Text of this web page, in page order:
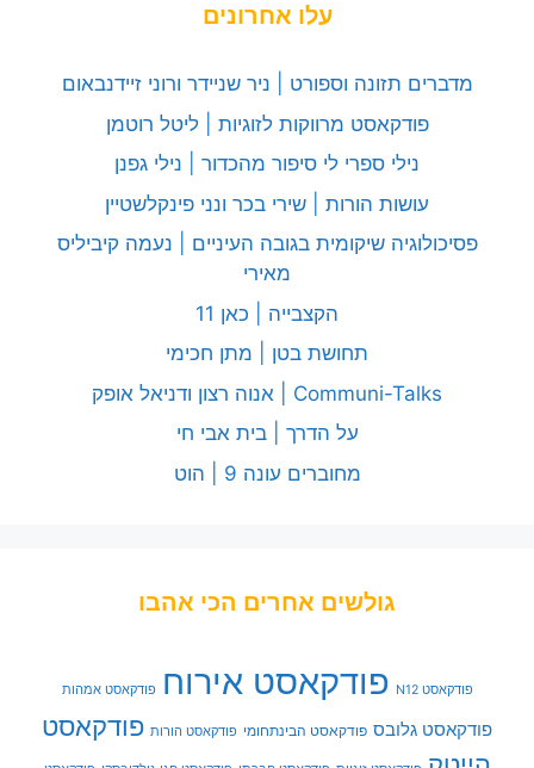
עלו אחרונים
מדברים תזונה וספורט | ניר שניידר ורוני זיידנבאום
פודקאסט מרווקות לזוגיות | ליטל רוטמן
נילי ספרי לי סיפור מהכדור | נילי גפנן
עושות הורות | שירי בכר ונני פינקלשטיין
פסיכולוגיה שיקומית בגובה העיניים | נעמה קיביליס
מאירי
הקצבייה | כאן 11
תחושת בטן | מתן חכימי
Communi-Talks | אנוה רצון ודניאל אופק
על הדרך | בית אבי חי
מחוברים עונה 9 | הוט
גולשים אחרים הכי אהבו
פודקאסט N12 פודקאסט אירוח פודקאסט אמהות
פודקאסט גלובס פודקאסט הבינתחומי פודקאסט הורות פודקאסט